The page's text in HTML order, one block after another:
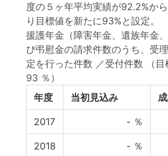
度の５ヶ年平均実績が92.2%か
り目標値を新たに93%と設定。
援護年金（障害年金、遺族年金
び弔慰金の請求件数のうち、受
定を行った件数 ／受付件数
（
93 ％）
年度
当初見込み
2017 - ％
2018 - ％